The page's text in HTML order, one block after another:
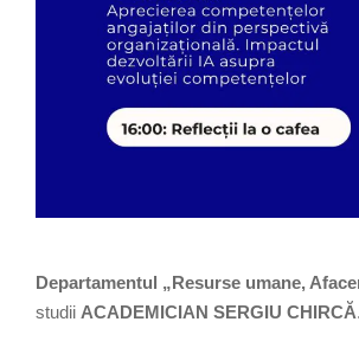
Departamentul „Resurse umane,
studii ACADEMICIAN SERGIU CHIRCĂ.